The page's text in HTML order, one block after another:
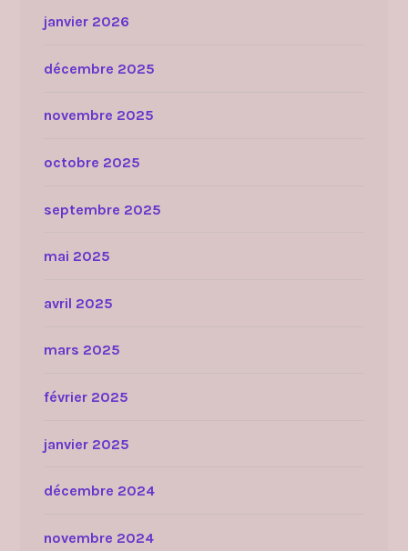
janvier 2026
décembre 2025
novembre 2025
octobre 2025
septembre 2025
mai 2025
avril 2025
mars 2025
février 2025
janvier 2025
décembre 2024
novembre 2024